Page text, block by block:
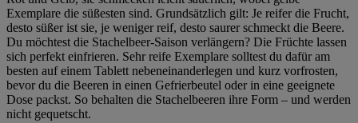
Exemplare die süßesten sind. Grundsätzlich gilt: Je reifer die Frucht,
desto süßer ist sie, je weniger reif, desto saurer schmeckt die Beere.
Du möchtest die Stachelbeer-Saison verlängern? Die Früchte lassen
sich perfekt einfrieren. Sehr reife Exemplare solltest du dafür am
besten auf einem Tablett nebeneinanderlegen und kurz vorfrosten,
bevor du die Beeren in einen Gefrierbeutel oder in eine geeignete
Dose packst. So behalten die Stachelbeeren ihre Form – und werden
nicht gequetscht.